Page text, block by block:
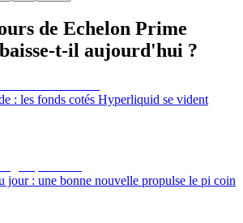
de Echelon Prime
t-il aujourd'hui ?
: les fonds cotés Hyperliquid se vident
jour : une bonne nouvelle propulse le pi coin